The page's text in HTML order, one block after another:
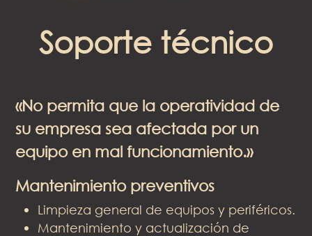
Soporte técnico
«No permita que la operatividad de
su empresa sea afectada por un
equipo en mal funcionamiento.»
Mantenimiento preventivos
Limpieza general de equipos y periféricos.
Mantenimiento y actualización de